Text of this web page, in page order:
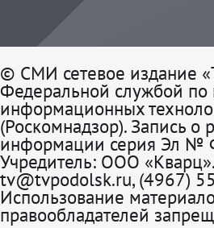
© СМИ сетевое издание
Федеральной службой по
информационных
(Роскомнадзор). Запись о
информации серия Эл №
Учредитель: ООО
tv@tvpodolsk.ru, (4967)
Использование
правообладателей